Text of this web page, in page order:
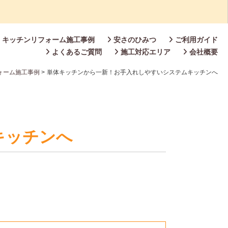
キッチンリフォーム施工事例 安さのひみつ
ご利用ガイド
よくあるご質問
施工対応エリア 会社概要
ーム施工事例 > 単体キッチンから一新！お手入れしやすいシステムキッチンへ
ッチンへ